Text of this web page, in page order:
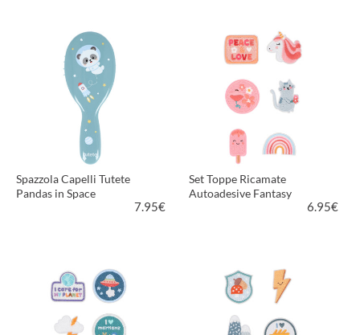
VEDI PRODOTTO VEDI PRODOTTO
Spazzola Capelli Tutete
Pandas in Space
7.95€
VEDI PRODOTTO
Set Toppe Ricamate
Autoadesive Fantasy
6.95€
VEDI PRODOTTO